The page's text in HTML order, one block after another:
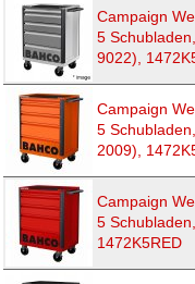
Campaign
5
9022),
Campaign
5
2009),
Campaign
5
1472K5RED